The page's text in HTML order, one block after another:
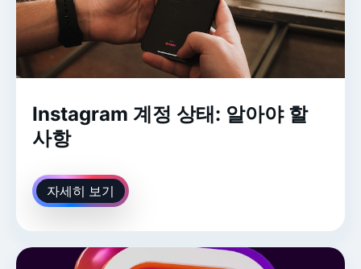
Instagram 계정 상태: 알아야 할
사항
자세히 보기